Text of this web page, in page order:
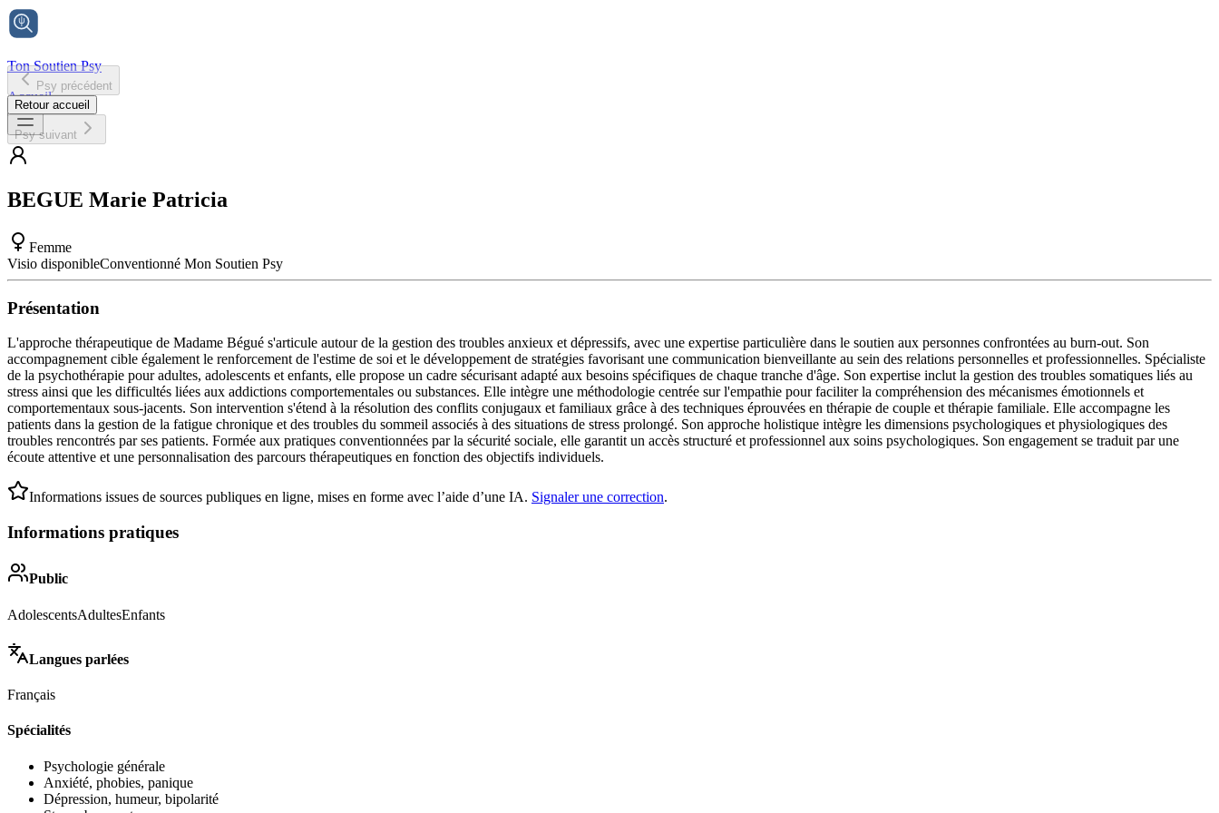
Ton Soutien Psy
Accueil
Psy précédent
Retour accueil
Psy suivant
BEGUE Marie Patricia
Femme
Visio disponibleConventionné Mon Soutien Psy
Présentation
L'approche thérapeutique de Madame Bégué s'articule autour de la gestion des troubles anxieux et dépressifs, avec une expertise particulière dans le soutien aux personnes confrontées au burn-out. Son
accompagnement cible également le renforcement de l'estime de soi et le développement de stratégies favorisant une communication bienveillante au sein des relations personnelles et professionnelles. Spécialiste
de la psychothérapie pour adultes, adolescents et enfants, elle propose un cadre sécurisant adapté aux besoins spécifiques de chaque tranche d'âge. Son expertise inclut la gestion des troubles somatiques liés au
stress ainsi que les difficultés liées aux addictions comportementales ou substances. Elle intègre une méthodologie centrée sur l'empathie pour faciliter la compréhension des mécanismes émotionnels et
comportementaux sous-jacents. Son intervention s'étend à la résolution des conflits conjugaux et familiaux grâce à des techniques éprouvées en thérapie de couple et thérapie familiale. Elle accompagne les
patients dans la gestion de la fatigue chronique et des troubles du sommeil associés à des situations de stress prolongé. Son approche holistique intègre les dimensions psychologiques et physiologiques des
troubles rencontrés par ses patients. Formée aux pratiques conventionnées par la sécurité sociale, elle garantit un accès structuré et professionnel aux soins psychologiques. Son engagement se traduit par une
écoute attentive et une personnalisation des parcours thérapeutiques en fonction des objectifs individuels.
Informations issues de sources publiques en ligne, mises en forme avec l’aide d’une IA. Signaler une correction.
Informations pratiques
Public
AdolescentsAdultesEnfants
Langues parlées
Français
Spécialités
Psychologie générale
Anxiété, phobies, panique
Dépression, humeur, bipolarité